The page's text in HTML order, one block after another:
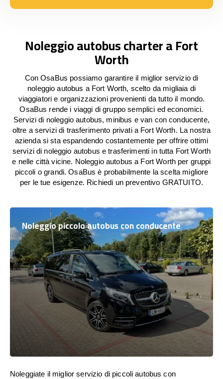
Noleggio autobus charter a Fort
Worth
Con OsaBus possiamo garantire il miglior servizio di
noleggio autobus a Fort Worth, scelto da migliaia di
viaggiatori e organizzazioni provenienti da tutto il mondo.
OsaBus rende i viaggi di gruppo semplici ed economici.
Servizi di noleggio autobus, minibus e van con conducente,
oltre a servizi di trasferimento privati a Fort Worth. La nostra
azienda si sta espandendo costantemente per offrire ottimi
servizi di noleggio autobus e trasferimenti in tutta Fort Worth
e nelle città vicine. Noleggio autobus a Fort Worth per gruppi
piccoli o grandi. OsaBus è probabilmente la scelta migliore
per le tue esigenze. Richiedi un preventivo GRATUITO.
Noleggio piccolo autobus con conducente
Noleggiate il miglior servizio di piccoli autobus con